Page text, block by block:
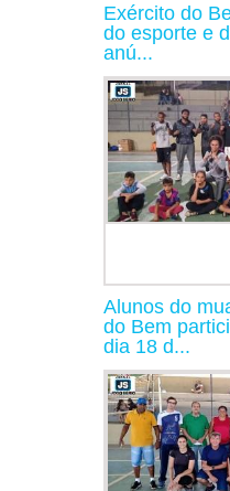
Exército do
do esporte e
anú...
Alunos do
do Bem
dia 18 d...